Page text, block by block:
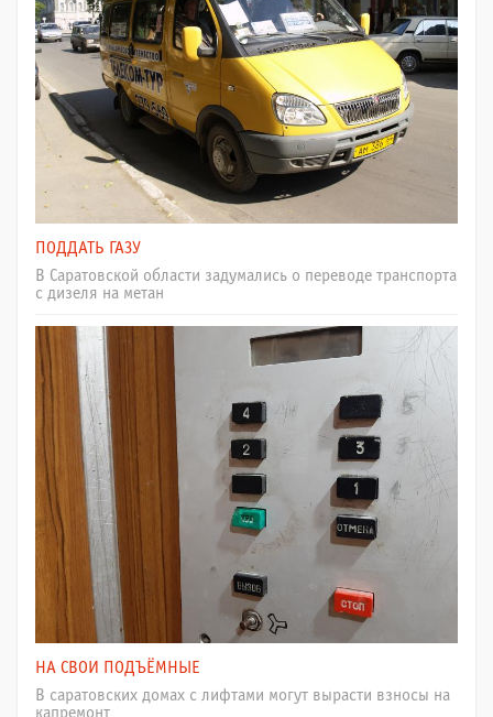
ПОДДАТЬ ГАЗУ
В Саратовской области задумались о переводе транспорта
с дизеля на метан
НА СВОИ ПОДЪЁМНЫЕ
В саратовских домах с лифтами могут вырасти взносы на
капремонт